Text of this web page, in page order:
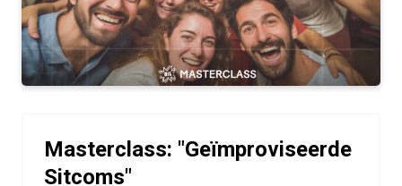
Masterclass: "Geïmproviseerde
Sitcoms"